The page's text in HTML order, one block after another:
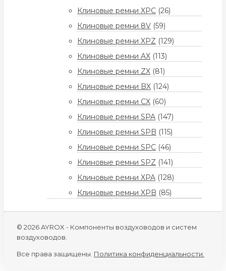
Клиновые ремни XPC (26)
Клиновые ремни 8V (59)
Клиновые ремни XPZ (129)
Клиновые ремни AX (113)
Клиновые ремни ZX (81)
Клиновые ремни BX (124)
Клиновые ремни CX (60)
Клиновые ремни SPA (147)
Клиновые ремни SPB (115)
Клиновые ремни SPC (46)
Клиновые ремни SPZ (141)
Клиновые ремни XPA (128)
Клиновые ремни XPB (85)
© 2026 AYROX - Компоненты воздуховодов и систем
воздуховодов.
Все права защищены. Политика конфиденциальности.